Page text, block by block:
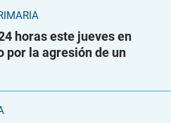
horas este jueves en
por la agresión de un